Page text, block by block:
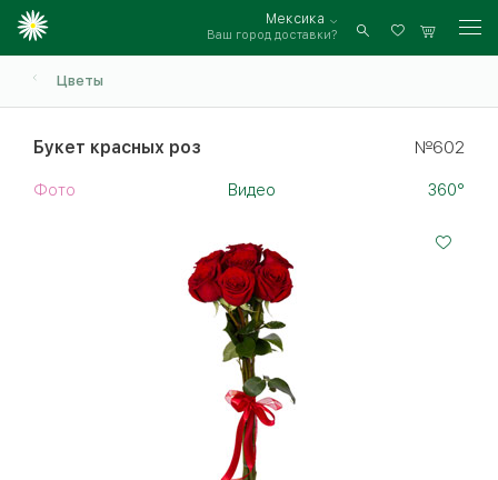
Мексика
Ваш город доставки? Войти
Цветы
Букет красных роз №602
Фото Видео 360°